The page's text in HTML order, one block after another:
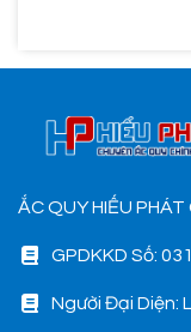
ẮC QUY HIẾU
GPDKKD Số:
Người Đại Diện: